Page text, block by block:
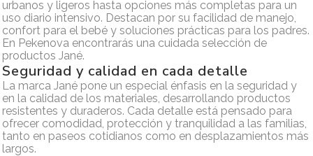
urbanos y ligeros hasta opciones más completas para un
uso diario intensivo. Destacan por su facilidad de manejo,
confort para el bebé y soluciones prácticas para los padres.
En Pekenova encontrarás una cuidada selección de
productos Jané.
Seguridad y calidad en cada detalle
La marca Jané pone un especial énfasis en la seguridad y
en la calidad de los materiales, desarrollando productos
resistentes y duraderos. Cada detalle está pensado para
ofrecer comodidad, protección y tranquilidad a las familias,
tanto en paseos cotidianos como en desplazamientos más
largos.